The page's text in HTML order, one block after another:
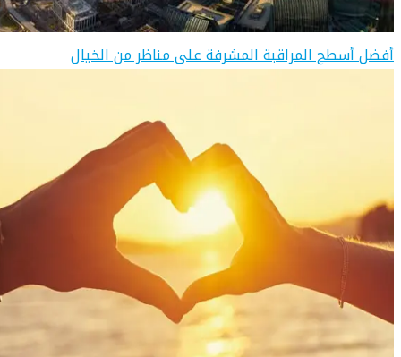
أفضل أسطح المراقبة المشرفة على مناظر من الخيال